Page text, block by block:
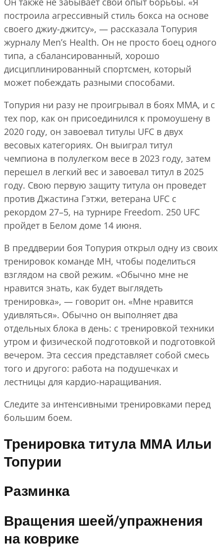
построила агрессивный стиль бокса на основе
своего джиу-джитсу», — рассказала Топурия
журналу Men’s Health. Он не просто боец одного
типа, а сбалансированный, хорошо
дисциплинированный спортсмен, который
может побеждать разными способами.
Топурия ни разу не проигрывал в боях ММА, и с
тех пор, как он присоединился к промоушену в
2020 году, он завоевал титулы UFC в двух
весовых категориях. Он выиграл титул
чемпиона в полулегком весе в 2023 году, затем
перешел в легкий вес и завоевал титул в 2025
году. Свою первую защиту титула он проведет
против Джастина Гэтжи, ветерана UFC с
рекордом 27–5, на турнире Freedom. 250 UFC
пройдет в Белом доме 14 июня.
В преддверии боя Топурия открыл одну из своих
тренировок команде MH, чтобы поделиться
взглядом на свой режим. «Обычно мне не
нравится знать, как будет выглядеть
тренировка», — говорит он. «Мне нравится
удивляться». Обычно он выполняет два
отдельных блока в день: с тренировкой техники
утром и физической подготовкой и подготовкой
вечером. Эта сессия представляет собой смесь
того и другого: работа на подушечках и
лестницы для кардио-наращивания.
Следите за интенсивными тренировками перед
большим боем.
Тренировка титула ММА Ильи
Топурии
Разминка
Вращения шеей/упражнения
на коврике